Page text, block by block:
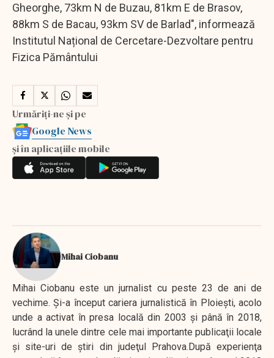
Gheorghe, 73km N de Buzau, 81km E de Brasov,
88km S de Bacau, 93km SV de Barlad", informează
Institutul Național de Cercetare-Dezvoltare pentru
Fizica Pământului
Urmăriți-ne și pe
Google News
și în aplicațiile mobile
Mihai Ciobanu
Mihai Ciobanu este un jurnalist cu peste 23 de ani de
vechime. Şi-a început cariera jurnalistică în Ploieşti, acolo
unde a activat în presa locală din 2003 şi până în 2018,
lucrând la unele dintre cele mai importante publicaţii locale
şi site-uri de ştiri din judeţul Prahova.După experienţa